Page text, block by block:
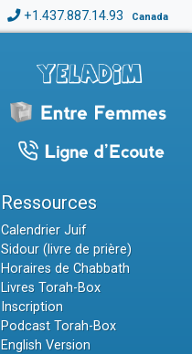
+1.437.887.14.93 Canada
Ressources
Calendrier Juif
Sidour (livre de prière)
Horaires de Chabbath
Livres Torah-Box
Inscription
Podcast Torah-Box
English Version